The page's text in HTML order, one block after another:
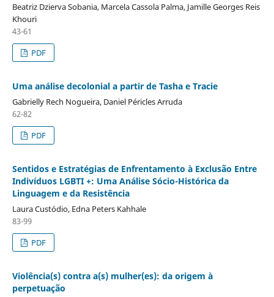
Beatriz Dzierva Sobania, Marcela Cassola Palma, Jamille Georges Reis
Khouri
43-61
PDF
Uma análise decolonial a partir de Tasha e Tracie
Gabrielly Rech Nogueira, Daniel Péricles Arruda
62-82
PDF
Sentidos e Estratégias de Enfrentamento à Exclusão Entre
Indivíduos LGBTI +: Uma Análise Sócio-Histórica da
Linguagem e da Resistência
Laura Custódio, Edna Peters Kahhale
83-99
PDF
Violência(s) contra a(s) mulher(es): da origem à
perpetuação